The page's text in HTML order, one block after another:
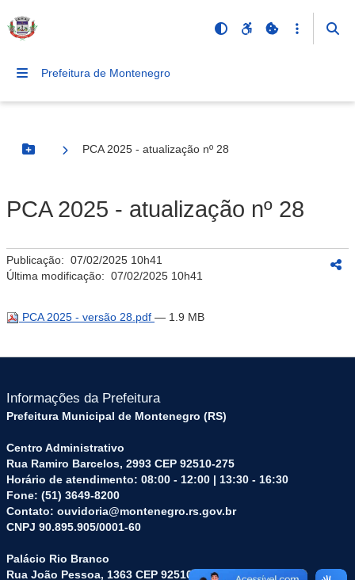
Prefeitura de Montenegro
Botão Menu
PCA 2025 - atualização nº 28
PCA 2025 - atualização nº 28
Publicação: 07/02/2025 10h41
Última modificação: 07/02/2025 10h41
PCA 2025 - versão 28.pdf — 1.9 MB
Informações da Prefeitura
Prefeitura Municipal de Montenegro (RS)
Centro Administrativo
Rua Ramiro Barcelos, 2993 CEP 92510-275
Horário de atendimento: 08:00 - 12:00 | 13:30 - 16:30
Fone: (51) 3649-8200
Contato: ouvidoria@montenegro.rs.gov.br
CNPJ 90.895.905/0001-60
Palácio Rio Branco
Rua João Pessoa, 1363 CEP 92510-045